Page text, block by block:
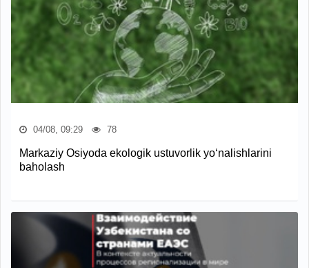
04/08, 09:29 78
Markaziy Osiyoda ekologik ustuvorlik yo‘nalishlarini
baholash